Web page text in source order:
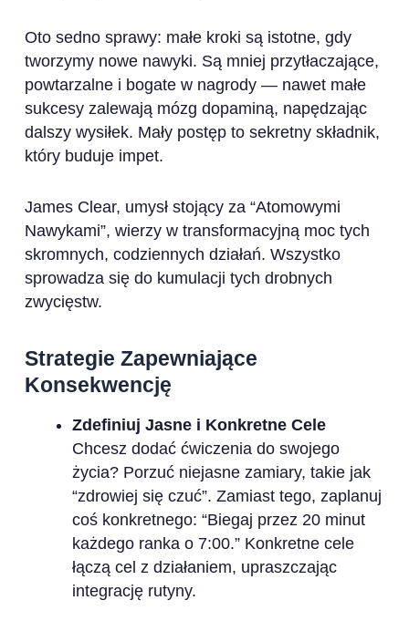
Oto sedno sprawy: małe kroki są istotne, gdy
tworzymy nowe nawyki. Są mniej przytłaczające,
powtarzalne i bogate w nagrody — nawet małe
sukcesy zalewają mózg dopaminą, napędzając
dalszy wysiłek. Mały postęp to sekretny składnik,
który buduje impet.
James Clear, umysł stojący za “Atomowymi
Nawykami”, wierzy w transformacyjną moc tych
skromnych, codziennych działań. Wszystko
sprowadza się do kumulacji tych drobnych
zwycięstw.
Strategie Zapewniające
Konsekwencję
Zdefiniuj Jasne i Konkretne Cele
Chcesz dodać ćwiczenia do swojego
życia? Porzuć niejasne zamiary, takie jak
“zdrowiej się czuć”. Zamiast tego, zaplanuj
coś konkretnego: “Biegaj przez 20 minut
każdego ranka o 7:00.” Konkretne cele
łączą cel z działaniem, upraszczając
integrację rutyny.